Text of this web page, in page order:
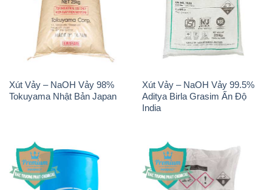
Xút Vảy – NaOH Vảy 98%
Tokuyama Nhật Bản Japan
Xút Vảy – NaOH Vảy 99.5%
Aditya Birla Grasim Ấn Độ
India